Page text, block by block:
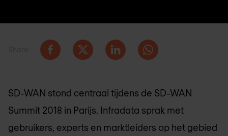
SD-WAN stond centraal tijdens de SD-WAN
Summit 2018 in Parijs. Infradata sprak met
gebruikers, experts en marktleiders op het gebied